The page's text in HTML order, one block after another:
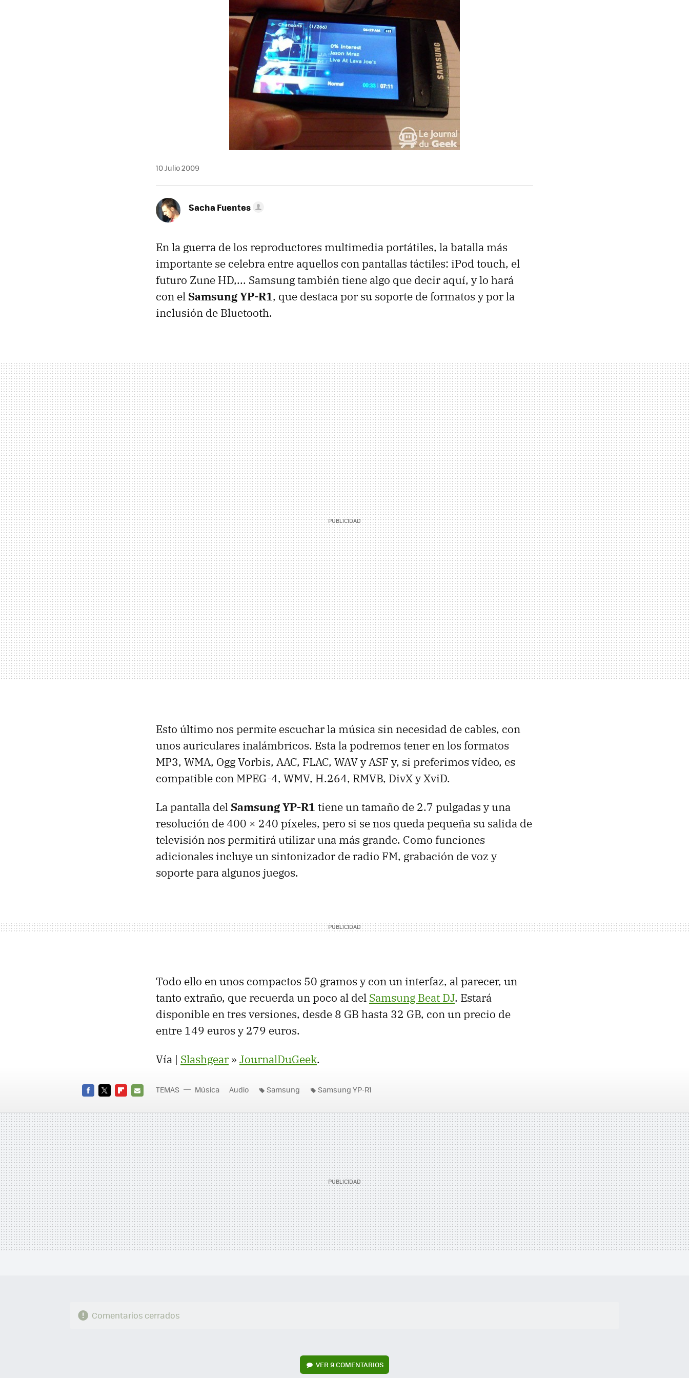
10 Julio 2009
Sacha Fuentes
En la guerra de los reproductores multimedia portátiles, la batalla más
importante se celebra entre aquellos con pantallas táctiles: iPod touch, el
futuro Zune HD,... Samsung también tiene algo que decir aquí, y lo hará
con el Samsung YP-R1, que destaca por su soporte de formatos y por la
inclusión de Bluetooth.
Esto último nos permite escuchar la música sin necesidad de cables, con
unos auriculares inalámbricos. Esta la podremos tener en los formatos
MP3, WMA, Ogg Vorbis, AAC, FLAC, WAVyASF y, si preferimos vídeo, es
compatible con MPEG-4, WMV, H.264, RMVB, DivX y XviD.
La pantalla del Samsung YP-R1 tiene un tamaño de 2.7 pulgadas y una
resolución de 400 × 240 píxeles, pero si se nos queda pequeña su salida de
televisión nos permitirá utilizar una más grande. Como funciones
adicionales incluye un sintonizador de radio FM, grabación de voz y
soporte para algunos juegos.
Todo ello en unos compactos 50 gramos y con un interfaz, al parecer, un
tanto extraño, que recuerda un poco al del Samsung Beat DJ. Estará
disponible en tres versiones, desde 8 GB hasta 32 GB, con un precio de
entre 149 euros y 279 euros.
Vía | Slashgear » JournalDuGeek.
MAIL
TEMAS Música Audio Samsung Samsung YP-R1
Comentarios cerrados
VER9 COMENTARIOS